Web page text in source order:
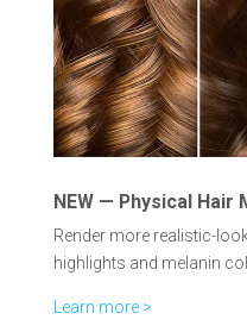
NEW — Physical Hair
Render more realistic-
highlights and melanin
Learn more >